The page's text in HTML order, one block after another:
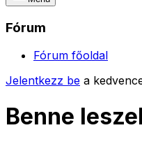
Fórum
Fórum főoldal
Jelentkezz be a
Benne